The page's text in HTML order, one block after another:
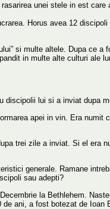
unei stele in est
Horus avea 12
si multe altele. Dupa ce
in multe alte culturi ale
discipolii lui si a inviat dupa
apei in vin. Era numit
trei zile a inviat. Si el era
generale. Ramane
sau adepti?
la Bethlehem.
ani, a fost botezat de Ioan